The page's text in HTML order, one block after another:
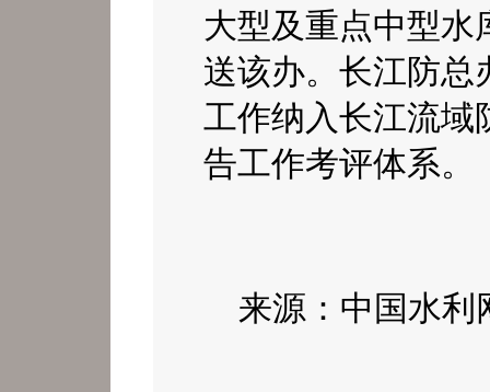
大型及重点中型水
送该办。长江防总
工作纳入长江流域
告工作考评体系。
来源：中国水利